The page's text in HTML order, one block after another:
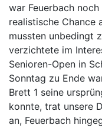
war Feuerbach
realistische Chance
mussten unbedingt
verzichtete im
Senioren-Open in
Sonntag zu Ende
Brett 1 seine
konnte, trat unsere
an, Feuerbach